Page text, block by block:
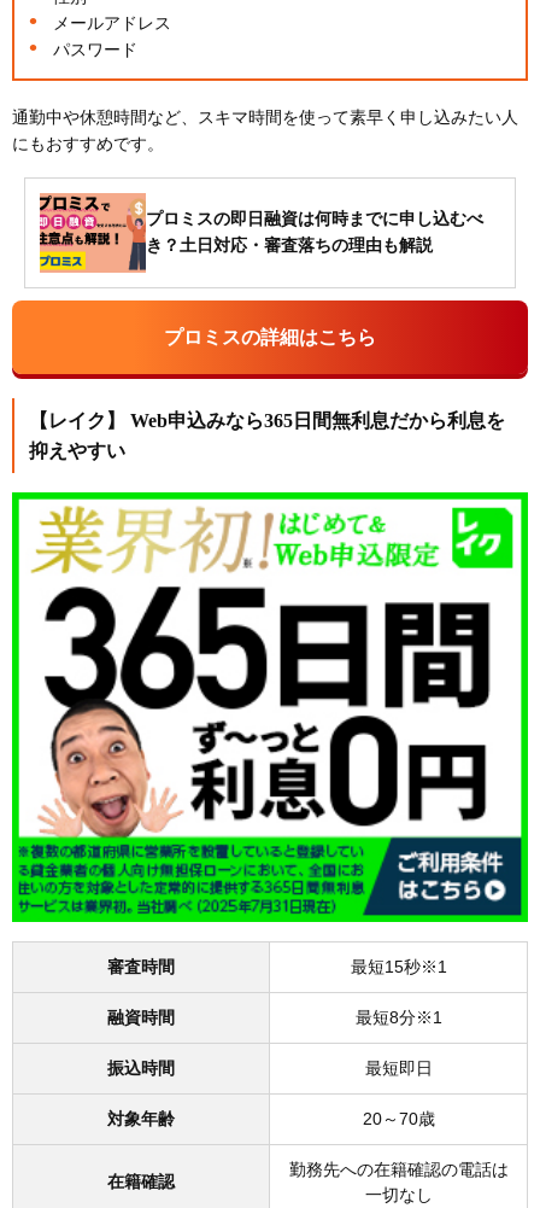
メールアドレス
パスワード
通勤中や休憩時間など、スキマ時間を使って素早く申し込みたい人
にもおすすめです。
プロミスの即日融資は何時までに申し込むべ
き？土日対応・審査落ちの理由も解説
プロミスの詳細はこちら
【レイク】 Web申込みなら365日間無利息だから利息を
抑えやすい
審査時間 最短15秒※1
融資時間 最短8分※1
振込時間 最短即日
対象年齢 20～70歳
在籍確認
勤務先への在籍確認の電話は
一切なし